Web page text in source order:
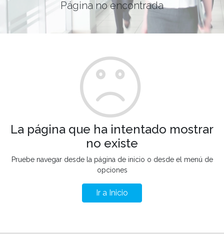
Página no encontrada
La página que ha intentado mostrar
no existe
Pruebe navegar desde la página de inicio o desde el menú de
opciones
Ir a Inicio